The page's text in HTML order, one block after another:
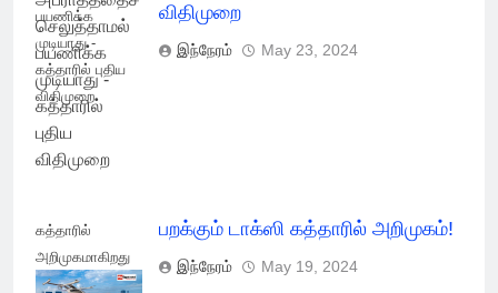
பயணிக்க
முடியாது -
கத்தாரில் புதிய
விதிமுறை
விதிமுறை
இந்நேரம் May 23, 2024
கத்தாரில்
அறிமுகமாகிறது
பறக்கும் டாக்ஸி!
பறக்கும் டாக்ஸி கத்தாரில் அறிமுகம்!
இந்நேரம் May 19, 2024